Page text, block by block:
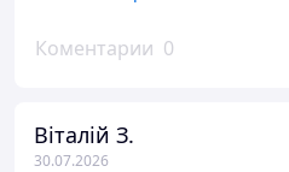
Коментарии 0
Віталій З.
30.07.2026